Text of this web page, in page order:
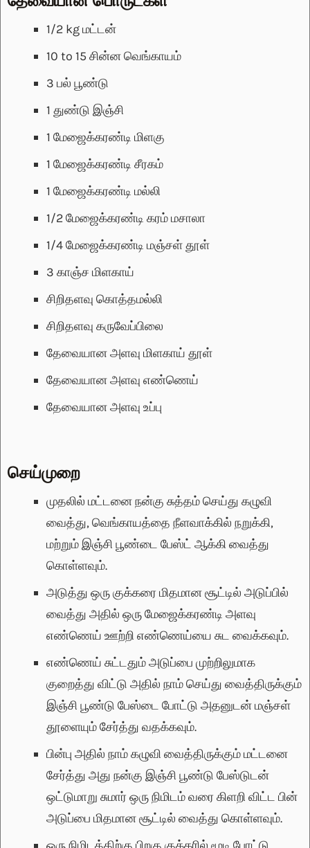
1/2 kgமட்டன்
10 to 15 சின்ன வெங்காயம்
3 பல் பூண்டு
1 துண்டு இஞ்சி
1 மேஜைக்கரண்டி மிளகு
1 மேஜைக்கரண்டி சீரகம்
1 மேஜைக்கரண்டி மல்லி
1/2மேஜைக்கரண்டி கரம் மசாலா
1/4மேஜைக்கரண்டி மஞ்சள் தூள்
3 காஞ்ச மிளகாய்
சிறிதளவு கொத்தமல்லி
சிறிதளவு கருவேப்பிலை
தேவையான அளவு மிளகாய் தூள்
தேவையான அளவு எண்ணெய்
தேவையான அளவு உப்பு
செய்முறை
முதலில் மட்டனை நன்கு சுத்தம் செய்து கழுவி
வைத்து, வெங்காயத்தை நீளவாக்கில் நறுக்கி,
மற்றும் இஞ்சி பூண்டை பேஸ்ட் ஆக்கி வைத்து
கொள்ளவும்.
அடுத்து ஒரு குக்கரை மிதமான சூட்டில் அடுப்பில்
வைத்து அதில் ஒரு மேஜைக்கரண்டி அளவு
எண்ணெய் ஊற்றி எண்ணெய்யை சுட வைக்கவும்.
எண்ணெய் சுட்டதும் அடுப்பை முற்றிலுமாக
குறைத்து விட்டு அதில் நாம் செய்து வைத்திருக்கும்
இஞ்சி பூண்டு பேஸ்டை போட்டு அதனுடன் மஞ்சள்
தூளையும் சேர்த்து வதக்கவும்.
பின்பு அதில் நாம் கழுவி வைத்திருக்கும் மட்டனை
சேர்த்து அது நன்கு இஞ்சி பூண்டு பேஸ்டுடன்
ஒட்டுமாறு சுமார் ஒரு நிமிடம் வரை கிளறி விட்ட பின்
அடுப்பை மிதமான சூட்டில் வைத்து கொள்ளவும்.